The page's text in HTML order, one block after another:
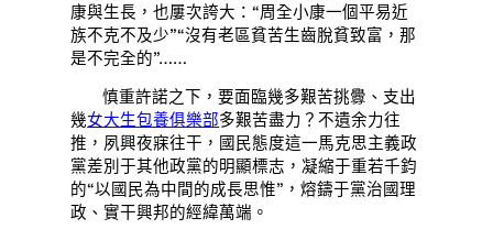
康與生長，也屢次誇大：“周全小康一個平易近
族不克不及少”“沒有老區貧苦生齒脫貧致富，那
是不完全的”……
慎重許諾之下，要面臨幾多艱苦挑釁、支出
幾女大生包養俱樂部多艱苦盡力？不遺余力往
推，夙興夜寐往干，國民態度這一馬克思主義政
黨差別于其他政黨的明顯標志，凝縮于重若千鈞
的“以國民為中間的成長思惟”，熔鑄于黨治國理
政、實干興邦的經緯萬端。